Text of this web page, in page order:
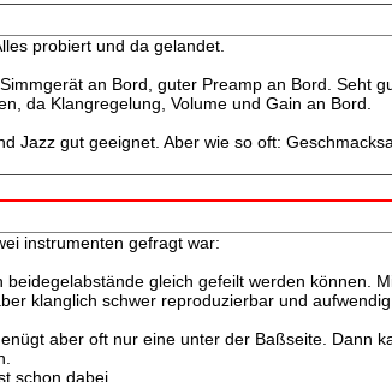
probiert und da gelandet.
an Bord, guter Preamp an Bord. Seht
da Klangregelung, Volume und Gain an Bord.
Jazz gut geeignet. Aber wie so oft:
instrumenten gefragt war:
gleich gefeilt werden können.
klanglich schwer reproduzierbar und aufwendig.
aber oft nur eine unter der Baßseite. Dann
schon dabei.